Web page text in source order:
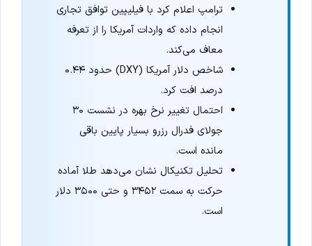
ترامپ اعلام کرد با فیلیپین توافق تجاری
انجام داده که واردات آمریکا را از تعرفه
معاف می‌کند.
شاخص دلار آمریکا (DXY) حدود ۰.۴۴
درصد افت کرد.
احتمال تغییر نرخ بهره در نشست ۳۰
جولای فدرال رزرو بسیار پایین باقی
مانده است.
تحلیل تکنیکال نشان می‌دهد طلا آماده
حرکت به سمت ۳۴۵۲ و حتی ۳۵۰۰ دلار
است.